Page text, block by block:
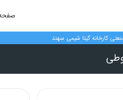
کارخانه گیتا شیمی سهند